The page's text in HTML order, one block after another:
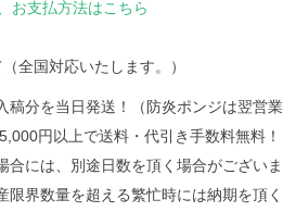
お支払方法はこちら
全国対応いたします。）
稿分を当日発送！（防炎ポンジは翌営業
円以上で送料・代引き手数料無料！
合には、別途日数を頂く場合がございま
界数量を超える繁忙時には納期を頂く